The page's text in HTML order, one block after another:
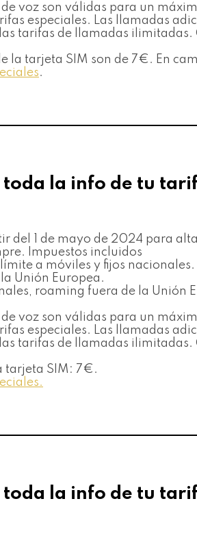
voz son válidas para un
especiales. Las llamadas
tarifas de llamadas ilimitadas.
la tarjeta SIM son de 7€. En
.
toda la info de tu
del 1 de mayo de 2024 para
Impuestos incluidos
a móviles y fijos nacionales.
Unión Europea.
roaming fuera de la Unión
voz son válidas para un
especiales. Las llamadas
tarifas de llamadas
tarjeta SIM: 7€.
toda la info de tu